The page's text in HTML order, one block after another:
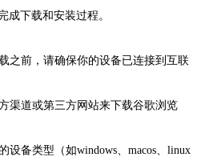
成下载和安装过程。
之前，请确保你的设备已连接到互联
渠道或第三方网站来下载谷歌浏览
设备类型（如windows、macos、linux